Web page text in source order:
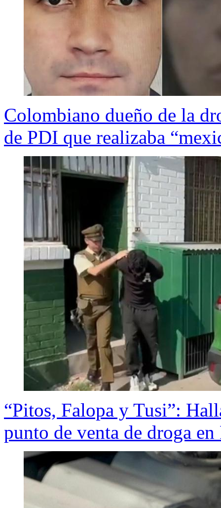
Colombiano dueño de la
de PDI que realizaba
“Pitos, Falopa y Tusi”:
punto de venta de droga en